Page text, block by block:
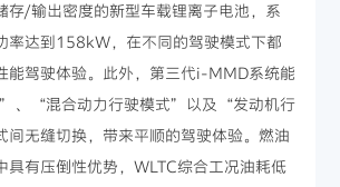
存/输出密度的新型车载锂离子电池，系
率达到158kW，在不同的驾驶模式下都
能驾驶体验。此外，第三代i-MMD系统能
、“混合动力行驶模式”以及“发动机行
无缝切换，带来平顺的驾驶体验。燃油
具有压倒性优势，WLTC综合工况油耗低